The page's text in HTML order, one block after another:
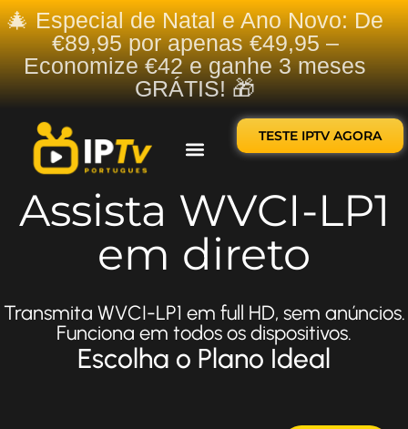
🎄 Especial de Natal e Ano Novo: De
€89,95 por apenas €49,95 –
Economize €42 e ganhe 3 meses
GRÁTIS! 🎁
TESTE IPTV AGORA
Assista WVCI-LP1
em direto
Transmita WVCI-LP1 em full HD, sem anúncios.
Funciona em todos os dispositivos.
Escolha o Plano Ideal